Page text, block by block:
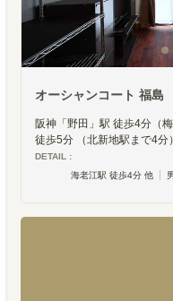
オーシャンコート 福島
阪神「野田」駅 徒歩4分（
徒歩5分 （北新地駅まで4分
DETAIL :
海老江駅 徒歩4分 他